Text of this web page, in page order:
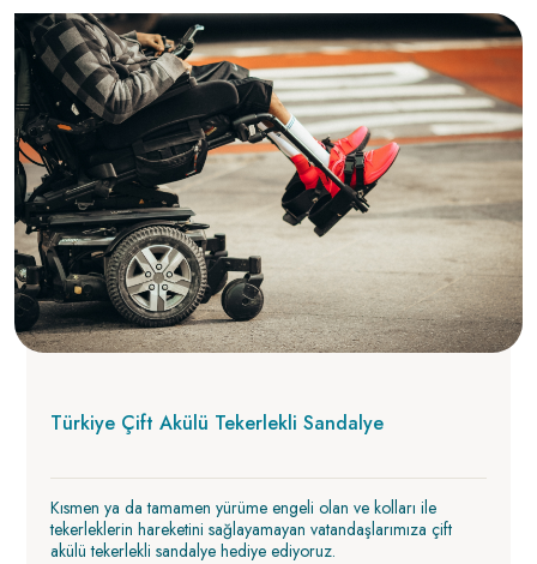
Türkiye Çift Akülü Tekerlekli Sandalye
Kısmen ya da tamamen yürüme engeli olan ve kolları ile
tekerleklerin hareketini sağlayamayan vatandaşlarımıza çift
akülü tekerlekli sandalye hediye ediyoruz.